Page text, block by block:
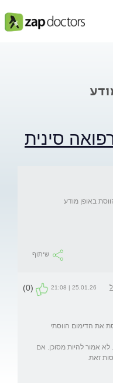
סינית
שיתוף
25.01.26 | 21:08
(0)
את הדימום הווסתי
לא אמור להיות מסוכן. אם